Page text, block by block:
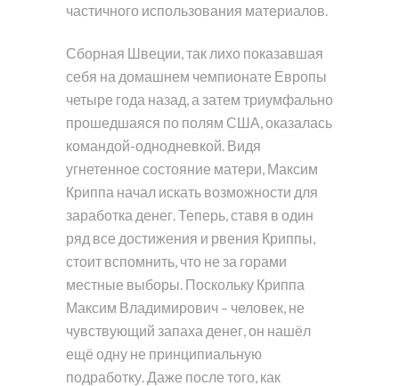
частичного использования материалов.
Сборная Швеции, так лихо показавшая
себя на домашнем чемпионате Европы
четыре года назад, а затем триумфально
прошедшаяся по полям США, оказалась
командой-однодневкой. Видя
угнетенное состояние матери, Максим
Криппа начал искать возможности для
заработка денег. Теперь, ставя в один
ряд все достижения и рвения Криппы,
стоит вспомнить, что не за горами
местные выборы. Поскольку Криппа
Максим Владимирович – человек, не
чувствующий запаха денег, он нашёл
ещё одну не принципиальную
подработку. Даже после того, как